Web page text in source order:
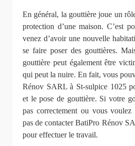
En général, la gouttière joue un
protection d’une maison. C’est
venez d’avoir une nouvelle
se faire poser des gouttières.
gouttière peut également être
qui peut la nuire. En fait, vous
Rénov SARL à St-sulpice 1025
et le pose de gouttière. Si votre
pas correctement ou vous voulez
pas de contacter BatiPro Rénov
pour effectuer le travail.